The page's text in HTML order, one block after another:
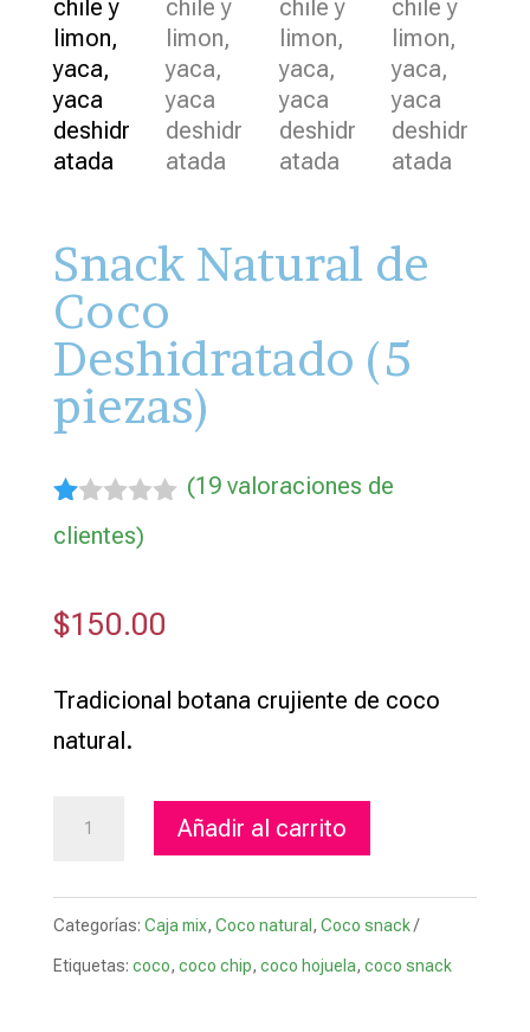
Snack Natural de
Coco
Deshidratado (5
piezas)
Va
lo
co
n
00
de
5
lo
ra
ón
(19valoraciones de
clientes)
$150.00
Tradicional botana crujiente de coco
natural.
Snack
de
Coco
Deshidratado
Añadir al carrito
Categorías: Caja mix, Coco natural, Coco snack
Etiquetas: coco, coco chip, coco hojuela, coco snack